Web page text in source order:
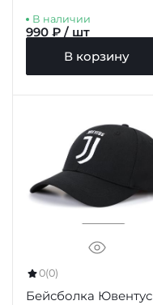
В наличии
990 ₽ / шт
В корзину
0(0)
Бейсболка Ювентус